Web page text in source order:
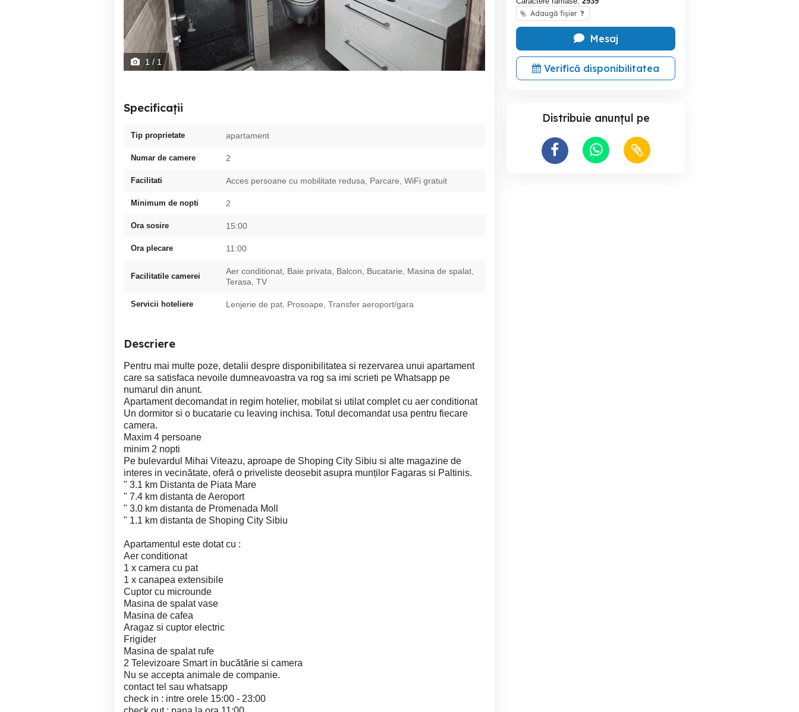
1 / 1
Specificații
Tip proprietate apartament
Numar de camere 2
Facilitati Acces persoane cu mobilitate redusa, Parcare, WiFi gratuit
Minimum de nopti 2
Ora sosire 15:00
Ora plecare 11:00
Facilitatile camerei
Aer conditionat, Baie privata, Balcon, Bucatarie, Masina de spalat,
Terasa, TV
Servicii hoteliere Lenjerie de pat, Prosoape, Transfer aeroport/gara
Descriere
Pentru mai multe poze, detalii despre disponibilitatea si rezervarea unui apartament
care sa satisfaca nevoile dumneavoastra va rog sa imi scrieti pe Whatsapp pe
numarul din anunt.
Apartament decomandat in regim hotelier, mobilat si utilat complet cu aer conditionat
Un dormitor si o bucatarie cu leaving inchisa. Totul decomandat usa pentru fiecare
camera.
Maxim 4 persoane
minim 2 nopti
Pe bulevardul Mihai Viteazu, aproape de Shoping City Sibiu si alte magazine de
interes in vecinătate, oferă o priveliste deosebit asupra munților Fagaras si Paltinis.
" 3.1 km Distanta de Piata Mare
" 7.4 km distanta de Aeroport
" 3.0 km distanta de Promenada Moll
" 1.1 km distanta de Shoping City Sibiu
Apartamentul este dotat cu :
Aer conditionat
1 x camera cu pat
1 x canapea extensibile
Cuptor cu microunde
Masina de spalat vase
Masina de cafea
Aragaz si cuptor electric
Frigider
Masina de spalat rufe
2 Televizoare Smart in bucătărie si camera
Nu se accepta animale de companie.
contact tel sau whatsapp
check in : intre orele 15:00 - 23:00
Adaugă fișier ?
Mesaj
Verifică disponibilitatea
Distribuie anunțul pe